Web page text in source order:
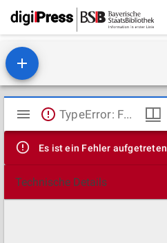
Mirador
Viewer
TypeError: Failed to fetch
Es ist ein Fehler aufgetreten
Technische Details